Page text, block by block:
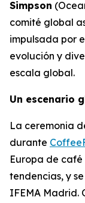
Simpson
comité global
impulsada por
evolución y
escala global.
Un escenario
La ceremonia
durante
Europa de
tendencias, y
IFEMA Madrid.